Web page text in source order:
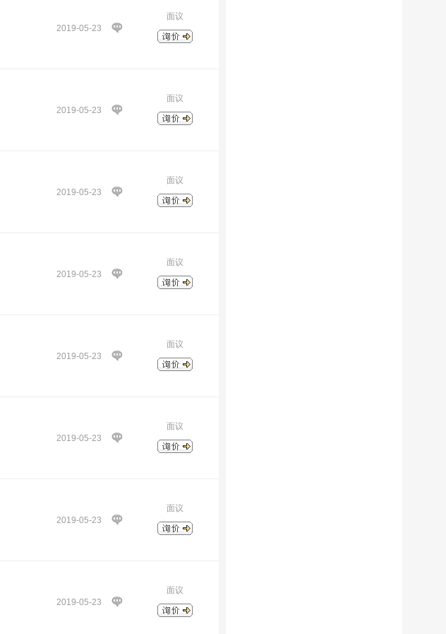
2019-05-23
面议
2019-05-23
面议
2019-05-23
面议
2019-05-23
面议
2019-05-23
面议
2019-05-23
面议
2019-05-23
面议
2019-05-23
面议